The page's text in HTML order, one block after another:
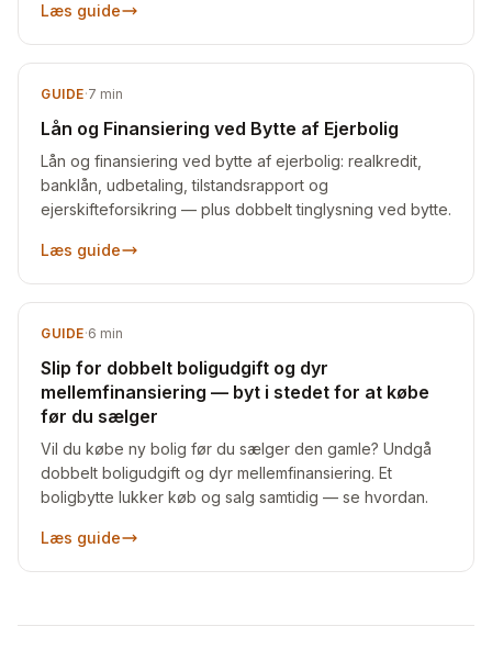
Læs guide
GUIDE·7 min
Lån og Finansiering ved Bytte af Ejerbolig
Lån og finansiering ved bytte af ejerbolig: realkredit,
banklån, udbetaling, tilstandsrapport og
ejerskifteforsikring — plus dobbelt tinglysning ved bytte.
Læs guide
GUIDE·6 min
Slip for dobbelt boligudgift og dyr
mellemfinansiering — byt i stedet for at købe
før du sælger
Vil du købe ny bolig før du sælger den gamle? Undgå
dobbelt boligudgift og dyr mellemfinansiering. Et
boligbytte lukker køb og salg samtidig — se hvordan.
Læs guide